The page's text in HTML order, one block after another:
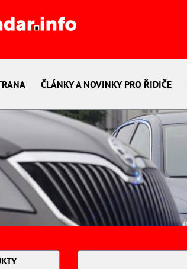
ČLÁNKY A NOVINKY PRO ŘIDIČE